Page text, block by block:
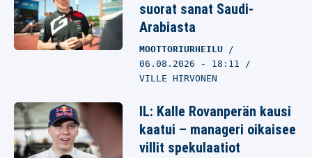
suorat sanat Saudi-
Arabiasta
MOOTTORIURHEILU
06.08.2026 - 18:11
VILLE HIRVONEN
IL: Kalle Rovanperän kausi
kaatui – manageri oikaisee
villit spekulaatiot